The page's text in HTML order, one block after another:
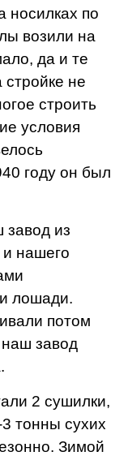
носилках по
возили на
да и те
не
строить
условия
году он был
из
и нашего
лошади.
потом
завод
2 сушилки,
тонны сухих
Зимой